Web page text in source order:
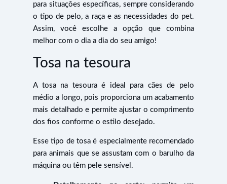
para situações específicas, sempre considerando
o tipo de pelo, a raça e as necessidades do pet.
Assim, você escolhe a opção que combina
melhor com o dia a dia do seu amigo!
Tosa na tesoura
A tosa na tesoura é ideal para cães de pelo
médio a longo, pois proporciona um acabamento
mais detalhado e permite ajustar o comprimento
dos fios conforme o estilo desejado.
Esse tipo de tosa é especialmente recomendado
para animais que se assustam com o barulho da
máquina ou têm pele sensível.